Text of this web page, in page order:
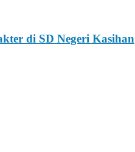
di SD Negeri Kasihan